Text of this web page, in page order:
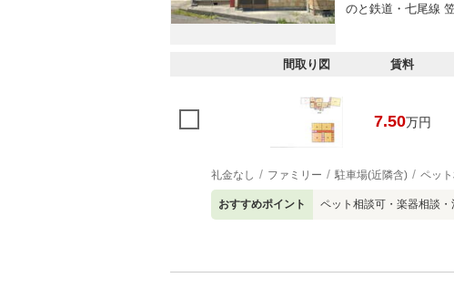
のと鉄道・七尾線
間取り図 賃料
7.50万円
礼金なし ファミリー 駐車場(近隣含) ペッ
おすすめポイント ペット相談可・楽器相談